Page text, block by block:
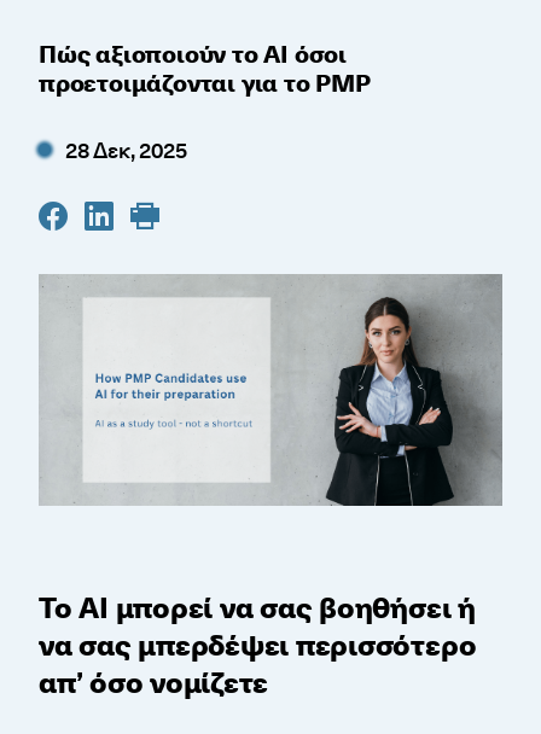
Πώς αξιοποιούν το AI όσοι
προετοιμάζονται για το PMP
28 Δεκ, 2025
Το AI μπορεί να σας βοηθήσει ή
να σας μπερδέψει περισσότερο
απ’ όσο νομίζετε